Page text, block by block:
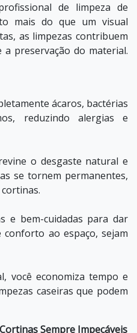
de limpeza de
mais do que um visual
as limpezas contribuem
preservação do material.
ácaros, bactérias
reduzindo alergias e
o desgaste natural e
se tornem permanentes,
e bem-cuidadas para dar
ao espaço, sejam
você economiza tempo e
caseiras que podem
Sempre Impecáveis